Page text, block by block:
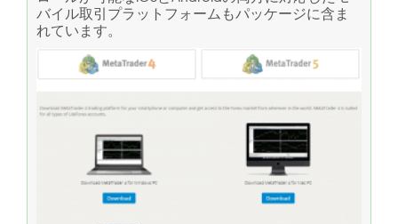
バイル取引プラットフォームもパッケージに含ま
れています。